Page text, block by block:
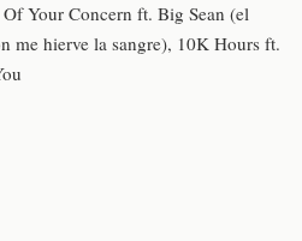
Your Concern ft. Big Sean (el
me hierve la sangre), 10K Hours ft.